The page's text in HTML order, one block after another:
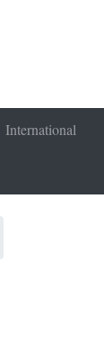
International